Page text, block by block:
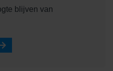
blijven van